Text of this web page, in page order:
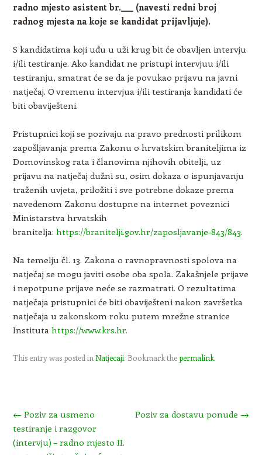
radno mjesto asistent br.___ (navesti redni broj
radnog mjesta na koje se kandidat prijavljuje).
S kandidatima koji uđu u uži krug bit će obavljen intervju
i/ili testiranje. Ako kandidat ne pristupi intervjuu i/ili
testiranju, smatrat će se da je povukao prijavu na javni
natječaj. O vremenu intervjua i/ili testiranja kandidati će
biti obaviješteni.
Pristupnici koji se pozivaju na pravo prednosti prilikom
zapošljavanja prema Zakonu o hrvatskim braniteljima iz
Domovinskog rata i članovima njihovih obitelji, uz
prijavu na natječaj dužni su, osim dokaza o ispunjavanju
traženih uvjeta, priložiti i sve potrebne dokaze prema
navedenom Zakonu dostupne na internet poveznici
Ministarstva hrvatskih
branitelja: https://branitelji.gov.hr/zaposljavanje-843/843.
Na temelju čl. 13. Zakona o ravnopravnosti spolova na
natječaj se mogu javiti osobe oba spola. Zakašnjele prijave
i nepotpune prijave neće se razmatrati. O rezultatima
natječaja pristupnici će biti obaviješteni nakon završetka
natječaja u zakonskom roku putem mrežne stranice
Instituta https://www.krs.hr.
This entry was posted in Natjecaji. Bookmark thepermalink.
← Poziv za usmeno
testiranje i razgovor
(intervju) – radno mjesto II.
Poziv za dostavu ponude →